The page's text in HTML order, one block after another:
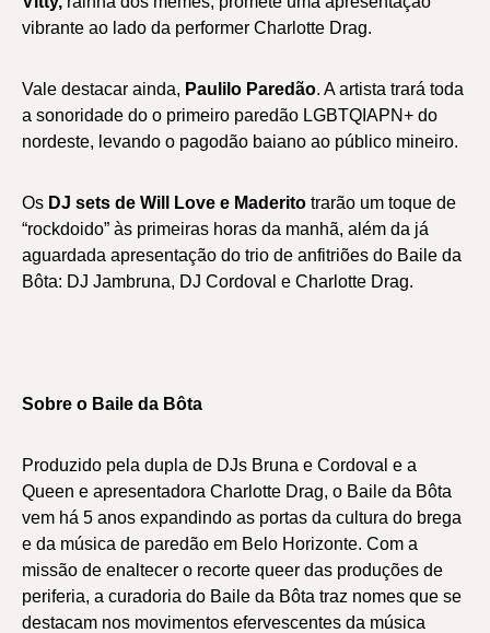
vibrante ao lado da performer Charlotte Drag.
Vale destacar ainda, Paulilo Paredão. A artista trará toda
a sonoridade do o primeiro paredão LGBTQIAPN+ do
nordeste, levando o pagodão baiano ao público mineiro.
Os DJ sets de Will Love e Maderito trarão um toque de
“rockdoido” às primeiras horas da manhã, além da já
aguardada apresentação do trio de anfitriões do Baile da
Bôta: DJ Jambruna, DJ Cordoval e Charlotte Drag.
Sobre o Baile da Bôta
Produzido pela dupla de DJs Bruna e Cordoval e a
Queen e apresentadora Charlotte Drag, o Baile da Bôta
vem há 5 anos expandindo as portas da cultura do brega
e da música de paredão em Belo Horizonte. Com a
missão de enaltecer o recorte queer das produções de
periferia, a curadoria do Baile da Bôta traz nomes que se
destacam nos movimentos efervescentes da música